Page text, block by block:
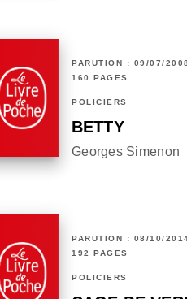
PARUTION : 09/07/
160 PAGES
POLICIERS
BETTY
Georges Simenon
PARUTION : 08/10/
192 PAGES
POLICIERS